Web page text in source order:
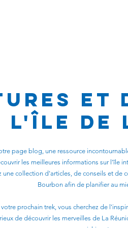
et
l'Île de
page blog, une ressource
les meilleures informations sur l'île
une collection d'articles, de conseils et
Bourbon afin de planifier au
prochain trek, vous cherchez de
de découvrir les merveilles de La